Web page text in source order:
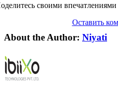
своими впечатлениями
Оставить
About the Author: Niyati